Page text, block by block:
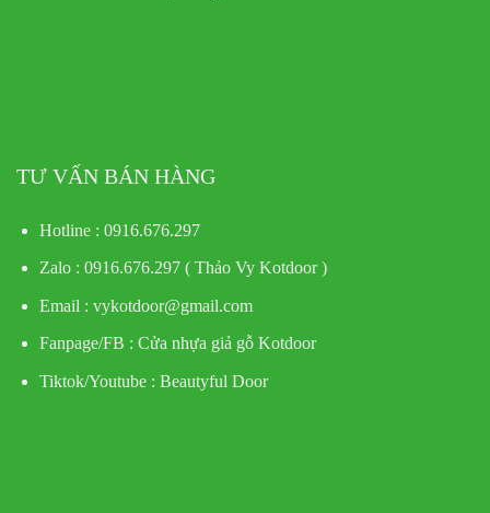
TƯ VẤN BÁN HÀNG
Hotline : 0916.676.297
Zalo : 0916.676.297 ( Thảo Vy Kotdoor )
Email : vykotdoor@gmail.com
Fanpage/FB : Cửa nhựa giả gỗ Kotdoor
Tiktok/Youtube : Beautyful Door